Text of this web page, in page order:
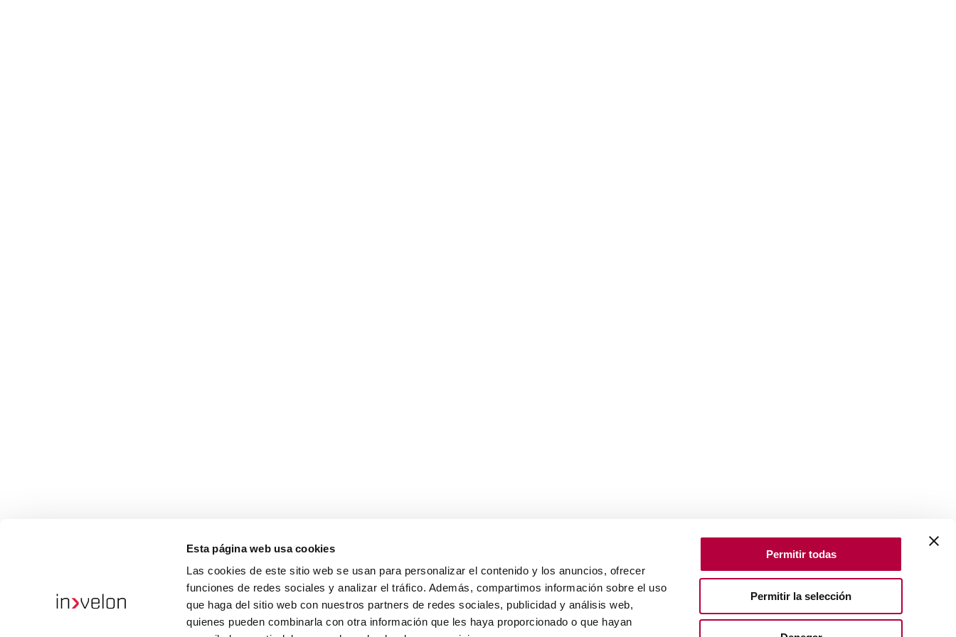
Esta página web usa cookies
Las cookies de este sitio web se usan para personalizar el contenido y los anuncios, ofrecer
funciones de redes sociales y analizar el tráfico. Además, compartimos información sobre el uso
que haga del sitio web con nuestros partners de redes sociales, publicidad y análisis web,
quienes pueden combinarla con otra información que les haya proporcionado o que hayan
Permitir todas
Permitir la selección